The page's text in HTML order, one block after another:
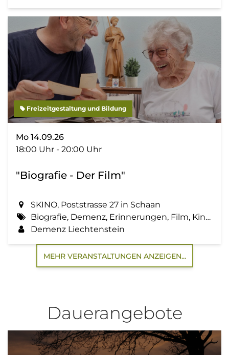
Freizeitgestaltung und Bildung
Mo 14.09.26
18:00 Uhr - 20:00 Uhr
"Biografie - Der Film"
SKINO, Poststrasse 27 in Schaan
Biografie, Demenz, Erinnerungen, Film, Kino, Lebensgeschichte, Zemma tua - Senioren gemeinsam aktiv
Demenz Liechtenstein
MEHR VERANSTALTUNGEN ANZEIGEN...
Dauerangebote